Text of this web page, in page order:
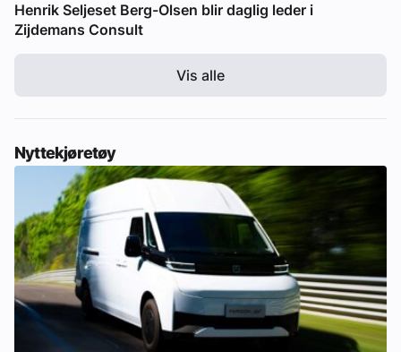
Henrik Seljeset Berg-Olsen blir daglig leder i
Zijdemans Consult
Vis alle
Nyttekjøretøy